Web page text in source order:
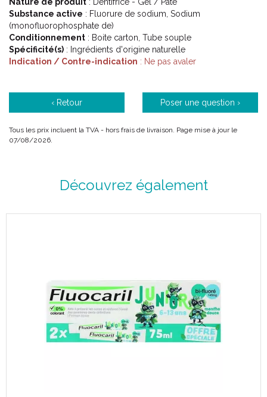
Substance active : Fluorure de sodium, Sodium
(monofluorophosphate de)
Conditionnement : Boite carton, Tube souple
Spécificité(s) : Ingrédients d'origine naturelle
Indication / Contre-indication : Ne pas avaler
‹ Retour Poser une question ›
Tous les prix incluent la TVA - hors frais de livraison. Page mise à jour le
07/08/2026.
Découvrez également